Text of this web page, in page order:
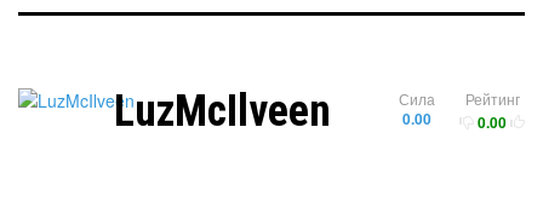
Рейтинг
0.00
Сила
0.00
LuzMcIlveen